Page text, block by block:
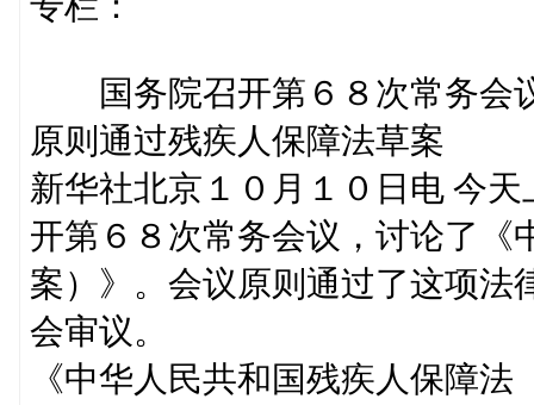
国务院召开第６８次常务会
原则通过残疾人保障法草案
新华社北京１０月１０日电 今
开第６８次常务会议，讨论了《
案）》。会议原则通过了这项法
会审议。
《中华人民共和国残疾人保障